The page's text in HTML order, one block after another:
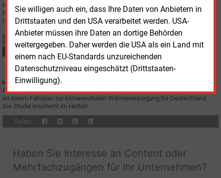
Sie willigen auch ein, dass Ihre Daten von Anbietern in
Drittstaaten und den USA verarbeitet werden. USA-
Anbieter müssen ihre Daten an dortige Behörden
weitergegeben. Daher werden die USA als ein Land mit
einem nach EU-Standards unzureichenden
Datenschutzniveau eingeschätzt (Drittstaaten-
Einwilligung).
Kommunen sollten beim Umbau ihrer Energieversorgung darauf achten, dass
Konzessionsverträge für Strom- und Gasnetze damit Schritt halten, empfiehlt
LBD-Berater Christof Schorsch.
Freitag, 29.05.2020, 15:36
Forscher entwerfen Fahrplan für die Wärmewende
Ein Verbund dreier Institute arbeitet derzeit für das Umweltbundesamt (UBA)
an einem Fahrplan zur klimaneutralen Wärmeversorgung für Deutschland.
Die Studie erscheint im Herbst.
Teilen:
Haben Sie Interesse an Content oder
Mehrfachzugängen für Ihr Unternehmen?